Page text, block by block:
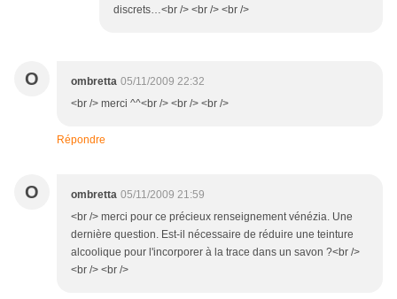
discrets…<br /> <br /> <br />
O ombretta 05/11/2009 22:32
<br /> merci ^^<br /> <br /> <br />
Répondre
O ombretta 05/11/2009 21:59
<br /> merci pour ce précieux renseignement vénézia. Une
dernière question. Est-il nécessaire de réduire une teinture
alcoolique pour l'incorporer à la trace dans un savon ?<br />
<br /> <br />